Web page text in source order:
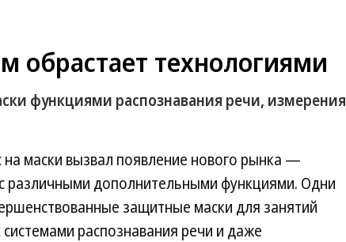
технологиями
функциями распознавания речи, измерения
маски вызвал появление нового рынка —
различными дополнительными функциями. Одни
защитные маски для занятий
распознавания речи и даже